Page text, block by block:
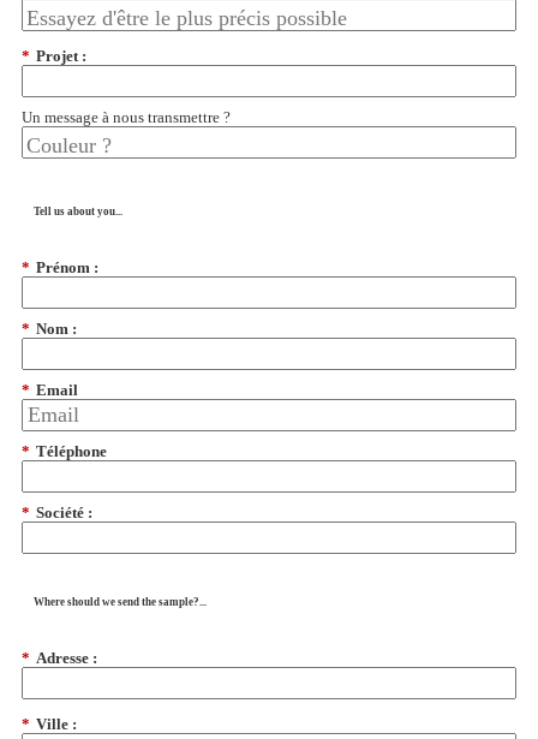
* Projet :
Un message à nous transmettre ?
Tell us about you...
* Prénom :
* Nom :
* Email
* Téléphone
* Société :
Where should we send the sample?...
* Adresse :
* Ville :